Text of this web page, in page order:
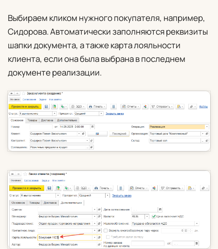
Выбираем кликом нужного покупателя, например,
Сидорова. Автоматически заполняются реквизиты
шапки документа, а также карта лояльности
клиента, если она была выбрана в последнем
документе реализации.